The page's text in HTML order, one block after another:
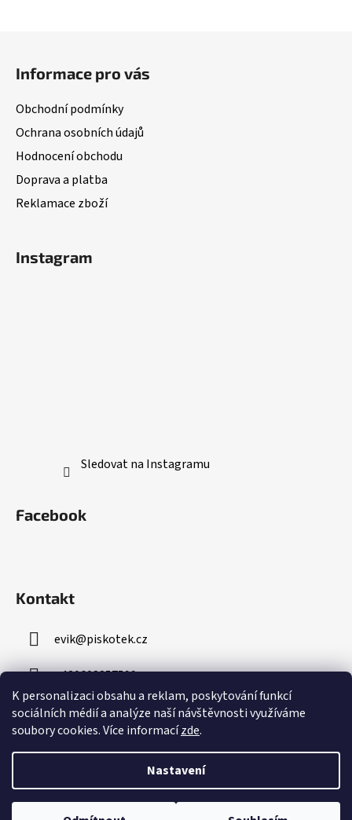
K personalizaci obsahu a reklam, poskytování funkcí
sociálních médií a analýze naší návštěvnosti využíváme
soubory cookies. Více informacízde.
Nastavení
Informace pro vás
Obchodní podmínky
Ochrana osobních údajů
Hodnocení obchodu
Doprava a platba
Reklamace zboží
Instagram
Sledovat na Instagramu
Facebook
Kontakt
evik@piskotek.cz
+420608857599
Vytvořil Shoptet